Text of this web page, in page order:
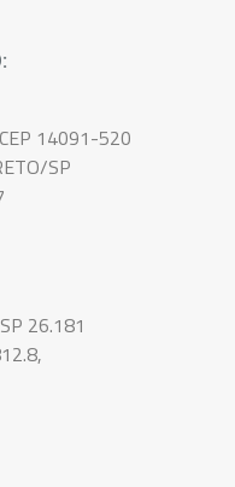
14091-520
SP
26.181